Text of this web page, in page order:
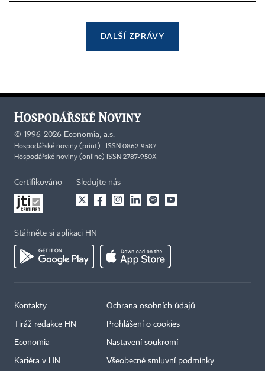
DALŠÍ ZPRÁVY
© 1996-2026 Economia, a.s.
Hospodářské noviny (print) ISSN 0862-9587
Hospodářské noviny (online) ISSN 2787-950X
Certifikováno Sledujte nás
Stáhněte si aplikaci HN
Kontakty
Tiráž redakce HN
Economia
Kariéra v HN
Ochrana osobních údajů
Prohlášení o cookies
Nastavení soukromí
Všeobecné smluvní podmínky